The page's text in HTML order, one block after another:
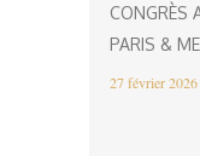
CONGRÈS
PARIS &
27 février 2026